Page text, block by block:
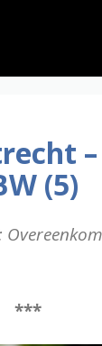
(5)
***